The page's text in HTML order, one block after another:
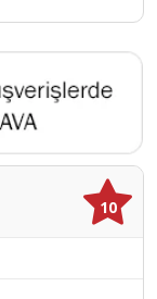
10